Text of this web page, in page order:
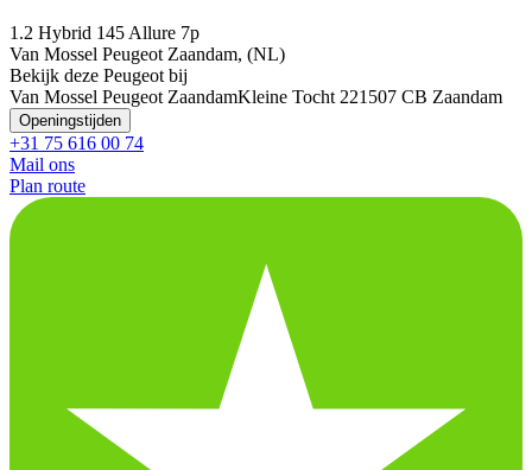
1.2 Hybrid 145 Allure 7p
Van Mossel Peugeot Zaandam, (NL)
Bekijk deze Peugeot bij
Van Mossel Peugeot ZaandamKleine Tocht 221507 CB Zaandam
Openingstijden
+31 75 616 00 74
Mail ons
Plan route